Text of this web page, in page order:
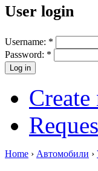
User login
Username: *
Password: *
Home › Автомобили ›